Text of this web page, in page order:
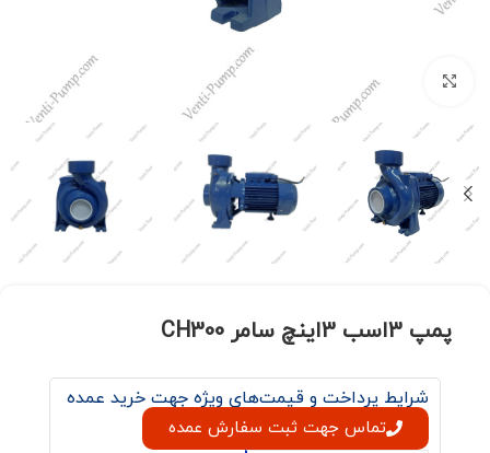
برای بزرگنمایی کلیک کنید
پمپ 3اسب 3اینچ سامر CH300
شرایط پرداخت و قیمت‌های ویژه جهت خرید عمده
تماس جهت ثبت سفارش عمده